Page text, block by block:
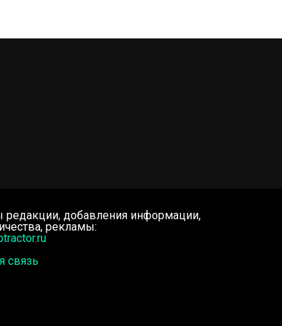
редакции, добавления информации,
рекламы:
связь